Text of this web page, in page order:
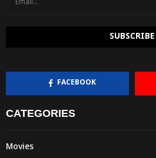
FACEBOOK
CATEGORIES
Movies